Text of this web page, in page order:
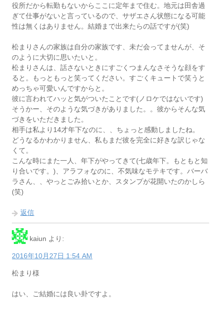
役所だから転勤もないからここに定年まで住む。地元は田舎過
ぎて仕事がないと言っているので、サザエさん状態になる可能
性は無くはありません。結婚まで出来たらの話ですが(笑)
松まりさんの家族は自分の家族です、未だ会ってませんが、そ
のように大切に思いたいと。
松まりさんは、話さないときにすごくつまんなさそうな顔をす
ると。もっともっと笑ってください。すごくキュートで笑うと
めっちゃ可愛いんですからと。
彼に言われてハッと気がついたことです(ノロケではないです)
そうかー、そのような気づきがありました。。彼からそんな気
づきをいただきました。
相手は私より14才年下なのに、、ちょっと感動しましたね。
どうなるかわかりません、私もまだ彼を完全に好きな訳じゃな
くて。
こんな時にまた一人、年下がやってきて(七歳年下。もともと知
り合いです。)、アラフォなのに、不気味なモテキです。バーバ
ラさん、、やっとごみ拾いとか、スタンプが花開いたのかしら
(笑)
返信
kaiun より:
2016年10月27日 1:54 AM
松まり様
はい、ご結婚には良い卦ですよ。